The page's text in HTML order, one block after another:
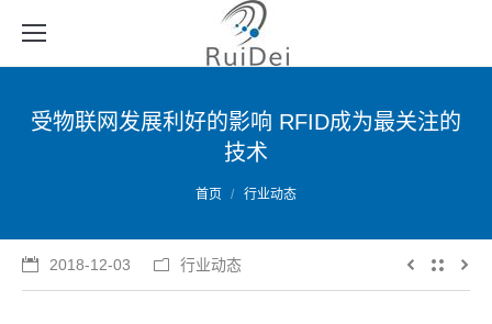
受物联网发展利好的影响 RFID成为最关注的
技术
首页 行业动态
2018-12-03 行业动态